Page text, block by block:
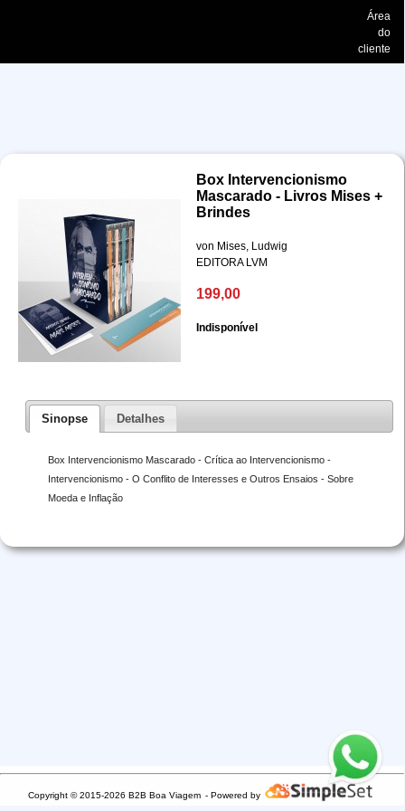
Área
do
cliente
Box Intervencionismo
Mascarado - Livros Mises +
Brindes
von Mises, Ludwig
EDITORA LVM
199,00
Indisponível
Sinopse Detalhes
Box Intervencionismo Mascarado - Crítica ao Intervencionismo -
Intervencionismo - O Conflito de Interesses e Outros Ensaios - Sobre
Moeda e Inflação
Copyright © 2015-2026 B2B Boa Viagem - Powered by